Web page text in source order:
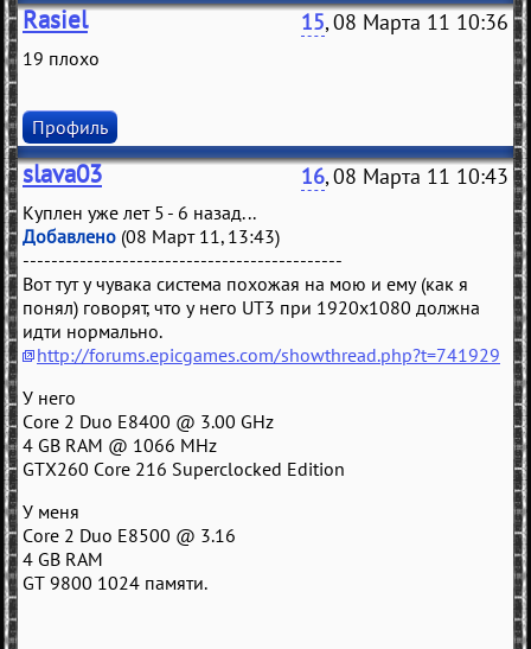
Rasiel 15, 08 Марта 11 10:36
19 плохо
Профиль
slava03 16, 08 Марта 11 10:43
Куплен уже лет 5 - 6 назад...
Добавлено (08 Март 11, 13:43)
---------------------------------------------
Вот тут у чувака система похожая на мою и ему (как я
понял) говорят, что у него UT3 при 1920x1080 должна
идти нормально.
http://forums.epicgames.com/showthread.php?t=741929
У него
Core 2 Duo E8400 @ 3.00 GHz
4 GB RAM @ 1066 MHz
GTX260 Core 216 Superclocked Edition
У меня
Core 2 Duo E8500 @ 3.16
4 GB RAM
GT 9800 1024 памяти.